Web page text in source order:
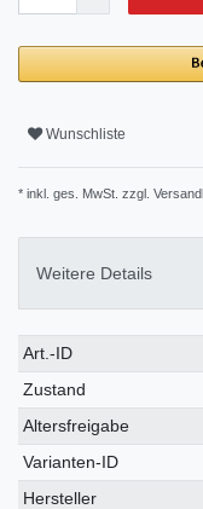
Wunschliste
* inkl. ges. MwSt. zzgl.
Weitere Details
Technisches
Merkmal
Wert
Art.-ID
Zustand
Altersfreigabe
Varianten-ID
Hersteller